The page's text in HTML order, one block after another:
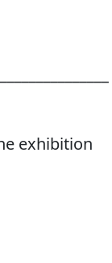
exhibition